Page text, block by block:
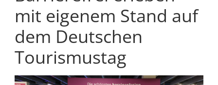
mit eigenem Stand auf
dem Deutschen
Tourismustag